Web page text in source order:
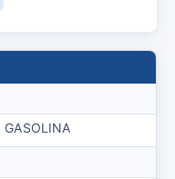
GASOLINA